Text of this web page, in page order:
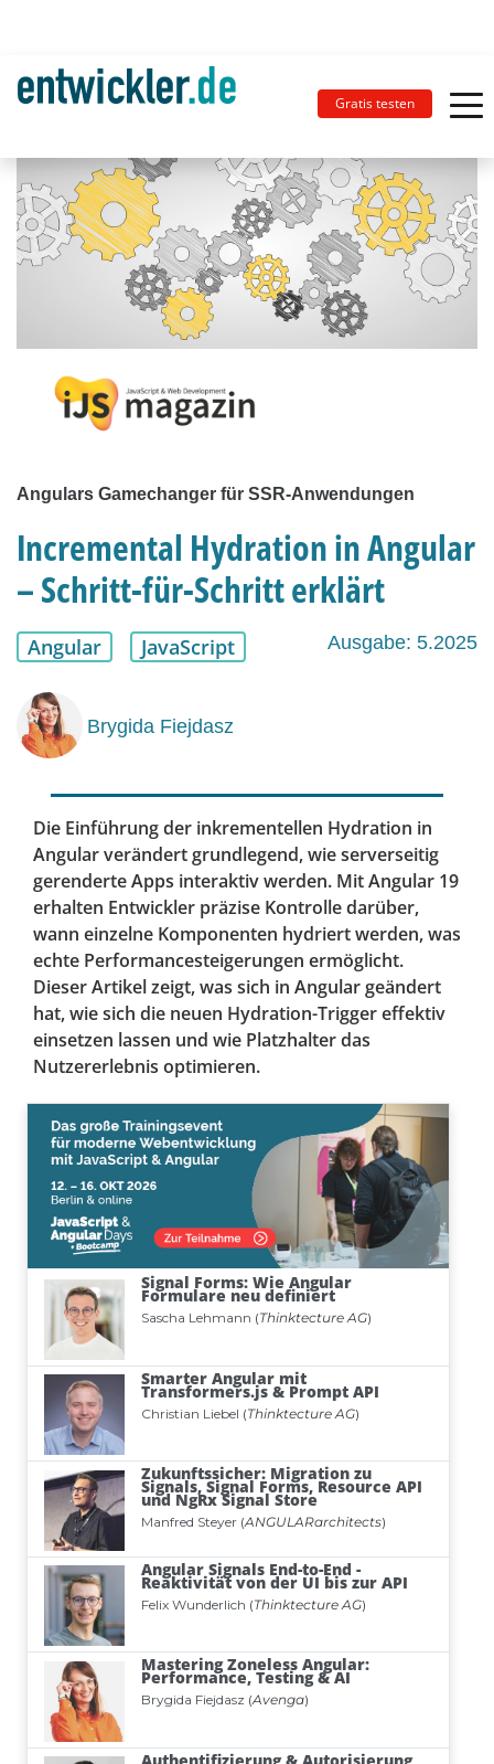
Gratis testen
Angulars Gamechanger für SSR-Anwendungen
Incremental Hydration in Angular
– Schritt-für-Schritt erklärt
Angular JavaScript Ausgabe: 5.2025
Brygida Fiejdasz
Die Einführung der inkrementellen Hydration in
Angular verändert grundlegend, wie serverseitig
gerenderte Apps interaktiv werden. Mit Angular 19
erhalten Entwickler präzise Kontrolle darüber,
wann einzelne Komponenten hydriert werden, was
echte Performancesteigerungen ermöglicht.
Dieser Artikel zeigt, was sich in Angular geändert
hat, wie sich die neuen Hydration-Trigger effektiv
einsetzen lassen und wie Platzhalter das
Nutzererlebnis optimieren.